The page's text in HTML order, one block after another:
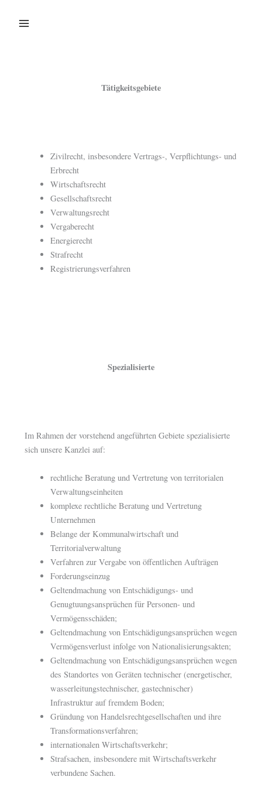
Tätigkeitsgebiete
Zivilrecht, insbesondere Vertrags-, Verpflichtungs- und
Erbrecht
Wirtschaftsrecht
Gesellschaftsrecht
Verwaltungsrecht
Vergaberecht
Energierecht
Strafrecht
Registrierungsverfahren
Spezialisierte
Im Rahmen der vorstehend angeführten Gebiete spezialisierte
sich unsere Kanzlei auf:
rechtliche Beratung und Vertretung von territorialen
Verwaltungseinheiten
komplexe rechtliche Beratung und Vertretung
Unternehmen
Belange der Kommunalwirtschaft und
Territorialverwaltung
Verfahren zur Vergabe von öffentlichen Aufträgen
Forderungseinzug
Geltendmachung von Entschädigungs- und
Genugtuungsansprüchen für Personen- und
Vermögensschäden;
Geltendmachung von Entschädigungsansprüchen wegen
Vermögensverlust infolge von Nationalisierungsakten;
Geltendmachung von Entschädigungsansprüchen wegen
des Standortes von Geräten technischer (energetischer,
wasserleitungstechnischer, gastechnischer)
Infrastruktur auf fremdem Boden;
Gründung von Handelsrechtgesellschaften und ihre
Transformationsverfahren;
internationalen Wirtschaftsverkehr;
Strafsachen, insbesondere mit Wirtschaftsverkehr
verbundene Sachen.